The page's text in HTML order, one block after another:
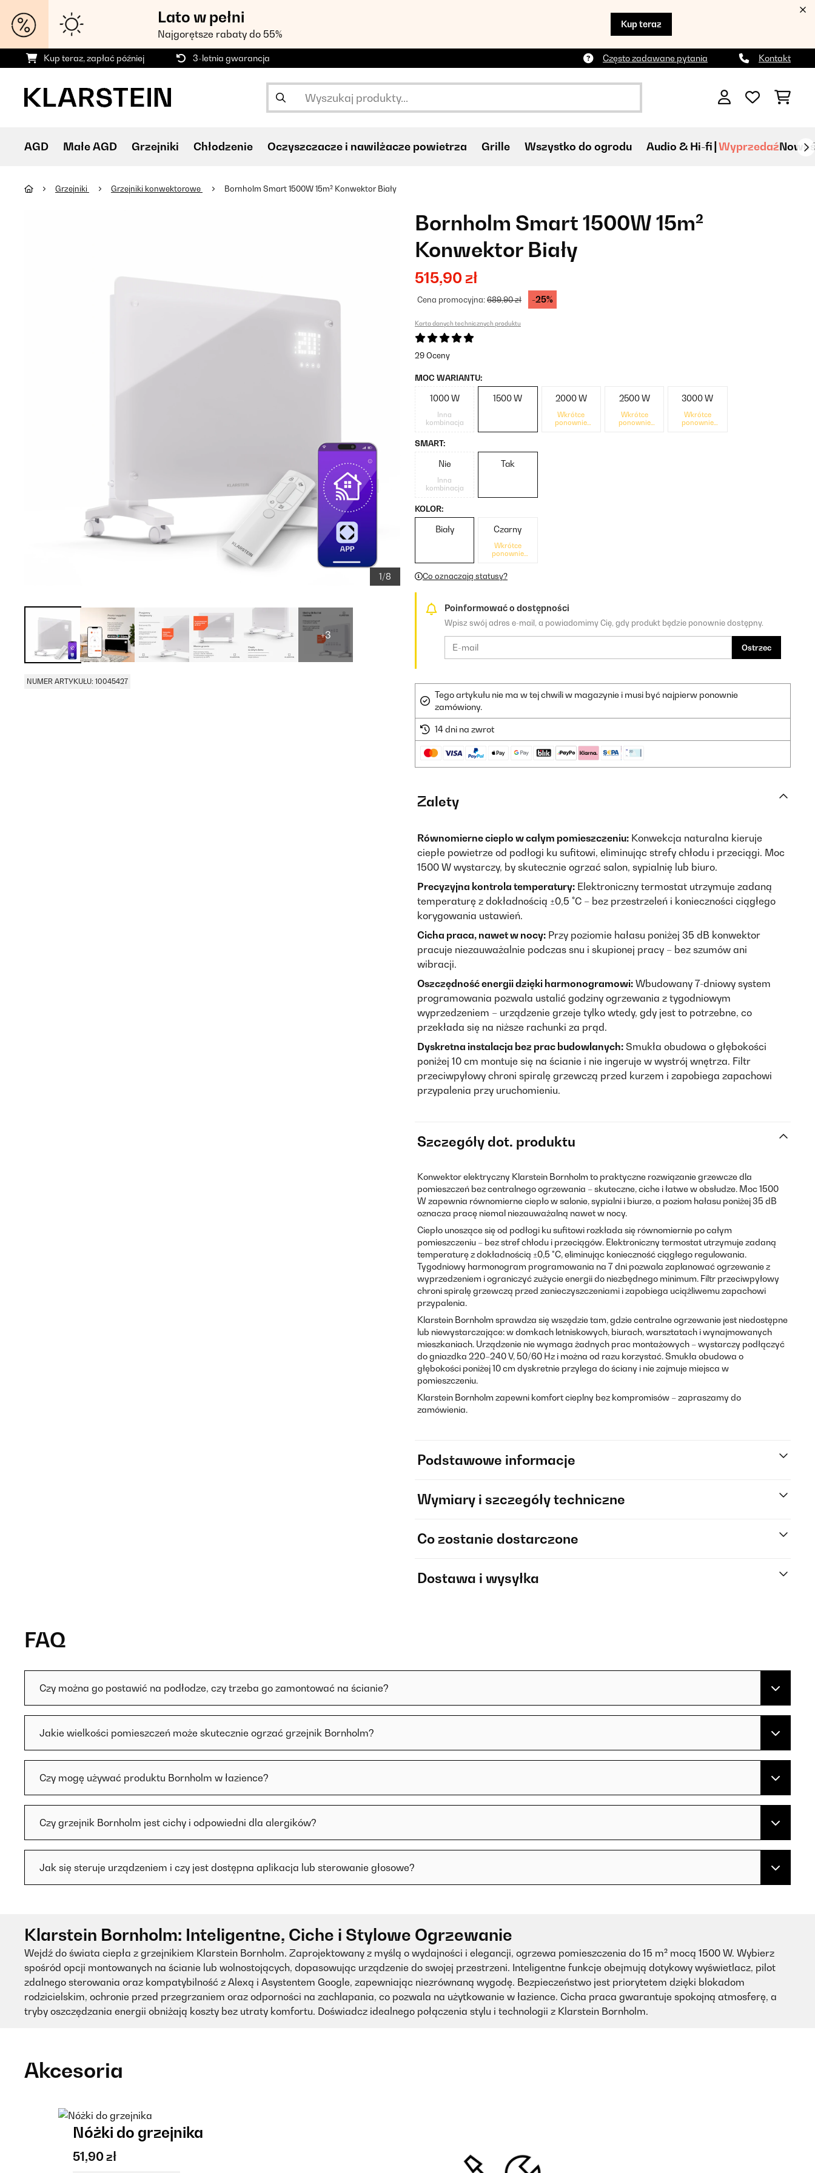
Lato w pełni
Najgorętsze rabaty do 55%
Kup teraz
Kup teraz, zapłać później 3-letnia gwarancja Często zadawane pytania Kontakt
AGD Małe AGD Grzejniki Chłodzenie Oczyszczacze i nawilżacze powietrza Grille Wszystko do ogrodu Audio & Hi-fi Wyprzedaź
Grzejniki Grzejniki konwektorowe Bornholm Smart 1500W 15m² Konwektor Biały
1/8
+3
NUMER ARTYKUŁU: 10045427
Bornholm Smart 1500W 15m²
Konwektor Biały
515,90 zł
Cena promocyjna:689,90 zł -25%
Karta danych technicznych produktu
29 Oceny
MOC WARIANTU:
1000 W
Inna
kombinacja
1500 W 2000 W
Wkrótce
ponownie
2500 W
Wkrótce
ponownie
3000 W
Wkrótce
ponownie
SMART:
Nie
Inna
kombinacja
Tak
KOLOR:
Biały Czarny
Wkrótce
ponownie
Co oznaczają statusy?
Poinformować o dostępności
Wpisz swój adres e-mail, a powiadomimy Cię, gdy produkt będzie ponownie dostępny.
Ostrzec
Tego artykułu nie ma w tej chwili w magazynie i musi być najpierw ponownie
zamówiony.
14 dni na zwrot
Zalety
Równomierne ciepło w całym pomieszczeniu: Konwekcja naturalna kieruje
ciepłe powietrze od podłogi ku sufitowi, eliminując strefy chłodu i przeciągi. Moc
1500 W wystarczy, by skutecznie ogrzać salon, sypialnię lub biuro.
Precyzyjna kontrola temperatury: Elektroniczny termostat utrzymuje zadaną
temperaturę z dokładnością ±0,5 °C – bez przestrzeleń i konieczności ciągłego
korygowania ustawień.
Cicha praca, nawet w nocy: Przy poziomie hałasu poniżej 35 dB konwektor
pracuje niezauważalnie podczas snu i skupionej pracy – bez szumów ani
wibracji.
Oszczędność energii dzięki harmonogramowi: Wbudowany 7-dniowy system
programowania pozwala ustalić godziny ogrzewania z tygodniowym
wyprzedzeniem – urządzenie grzeje tylko wtedy, gdy jest to potrzebne, co
przekłada się na niższe rachunki za prąd.
Dyskretna instalacja bez prac budowlanych: Smukła obudowa o głębokości
poniżej 10 cm montuje się na ścianie i nie ingeruje w wystrój wnętrza. Filtr
przeciwpyłowy chroni spiralę grzewczą przed kurzem i zapobiega zapachowi
przypalenia przy uruchomieniu.
Szczegóły dot. produktu
Konwektor elektryczny Klarstein Bornholm to praktyczne rozwiązanie grzewcze dla
pomieszczeń bez centralnego ogrzewania – skuteczne, ciche i łatwe w obsłudze. Moc 1500
W zapewnia równomierne ciepło w salonie, sypialni i biurze, a poziom hałasu poniżej 35 dB
oznacza pracę niemal niezauważalną nawet w nocy.
Ciepło unoszące się od podłogi ku sufitowi rozkłada się równomiernie po całym
pomieszczeniu – bez stref chłodu i przeciągów. Elektroniczny termostat utrzymuje zadaną
temperaturę z dokładnością ±0,5 °C, eliminując konieczność ciągłego regulowania.
Tygodniowy harmonogram programowania na 7 dni pozwala zaplanować ogrzewanie z
wyprzedzeniem i ograniczyć zużycie energii do niezbędnego minimum. Filtr przeciwpyłowy
chroni spiralę grzewczą przed zanieczyszczeniami i zapobiega uciążliwemu zapachowi
przypalenia.
Klarstein Bornholm sprawdza się wszędzie tam, gdzie centralne ogrzewanie jest niedostępne
lub niewystarczające: w domkach letniskowych, biurach, warsztatach i wynajmowanych
mieszkaniach. Urządzenie nie wymaga żadnych prac montażowych – wystarczy podłączyć
do gniazdka 220–240 V, 50/60 Hz i można od razu korzystać. Smukła obudowa o
głębokości poniżej 10 cm dyskretnie przylega do ściany i nie zajmuje miejsca w
pomieszczeniu.
Klarstein Bornholm zapewni komfort cieplny bez kompromisów – zapraszamy do
zamówienia.
Podstawowe informacje
Wymiary i szczegóły techniczne
Co zostanie dostarczone
Dostawa i wysyłka
FAQ
Czy można go postawić na podłodze, czy trzeba go zamontować na ścianie?
Jakie wielkości pomieszczeń może skutecznie ogrzać grzejnik Bornholm?
Czy mogę używać produktu Bornholm w łazience?
Czy grzejnik Bornholm jest cichy i odpowiedni dla alergików?
Jak się steruje urządzeniem i czy jest dostępna aplikacja lub sterowanie głosowe?
Klarstein Bornholm: Inteligentne, Ciche i Stylowe Ogrzewanie
Wejdź do świata ciepła z grzejnikiem Klarstein Bornholm. Zaprojektowany z myślą o wydajności i elegancji, ogrzewa pomieszczenia do 15 m² mocą 1500 W. Wybierz
spośród opcji montowanych na ścianie lub wolnostojących, dopasowując urządzenie do swojej przestrzeni. Inteligentne funkcje obejmują dotykowy wyświetlacz, pilot
zdalnego sterowania oraz kompatybilność z Alexą i Asystentem Google, zapewniając niezrównaną wygodę. Bezpieczeństwo jest priorytetem dzięki blokadom
rodzicielskim, ochronie przed przegrzaniem oraz odporności na zachlapania, co pozwala na użytkowanie w łazience. Cicha praca gwarantuje spokojną atmosferę, a
tryby oszczędzania energii obniżają koszty bez utraty komfortu. Doświadcz idealnego połączenia stylu i technologii z Klarstein Bornholm.
Akcesoria
Nóżki do grzejnika
51,90 zł